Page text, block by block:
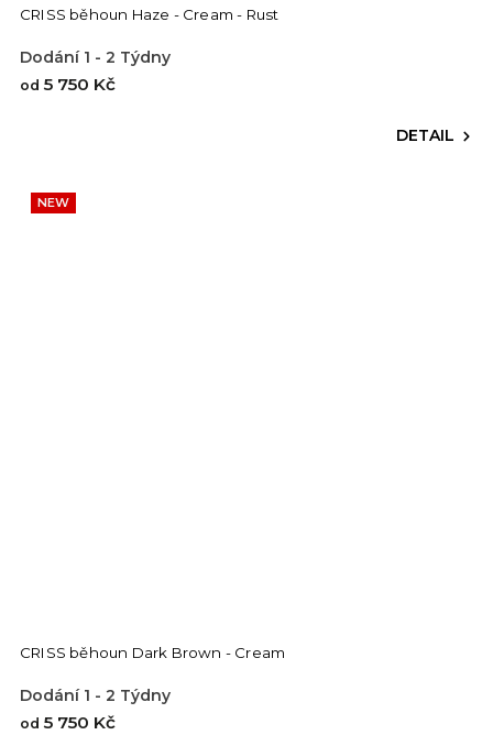
CRISS běhoun Haze - Cream - Rust
Dodání 1 - 2 Týdny
od 5 750 Kč
DETAIL
NEW
CRISS běhoun Dark Brown - Cream
Dodání 1 - 2 Týdny
od 5 750 Kč